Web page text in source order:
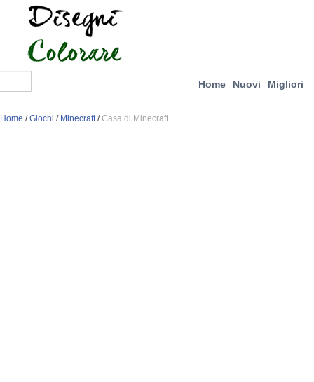
Home Nuovi Migliori
Home /Giochi / Minecraft/Casa di Minecraft